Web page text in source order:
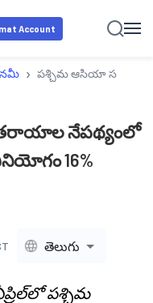
Account
› పశ్చిమ ఆసియా సరఫరా
నేపథ్యంలో
16%
తెలుగు
పశ్చిమ